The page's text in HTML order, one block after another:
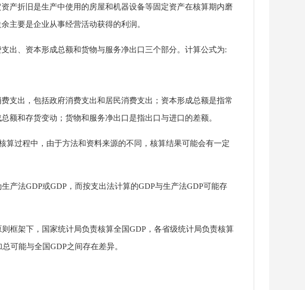
折旧是生产中使用的房屋和机器设备等固定资产在核算期内磨
主要是企业从事经营活动获得的利润。
、资本形成总额和货物与服务净出口三个部分。计算公式为:
出，包括政府消费支出和居民消费支出；资本形成总额是指常
额和存货变动；货物和服务净出口是指出口与进口的差额。
算过程中，由于方法和资料来源的不同，核算结果可能会有一定
产法GDP或GDP，而按支出法计算的GDP与生产法GDP可能存
框架下，国家统计局负责核算全国GDP，各省级统计局负责核算
可能与全国GDP之间存在差异。